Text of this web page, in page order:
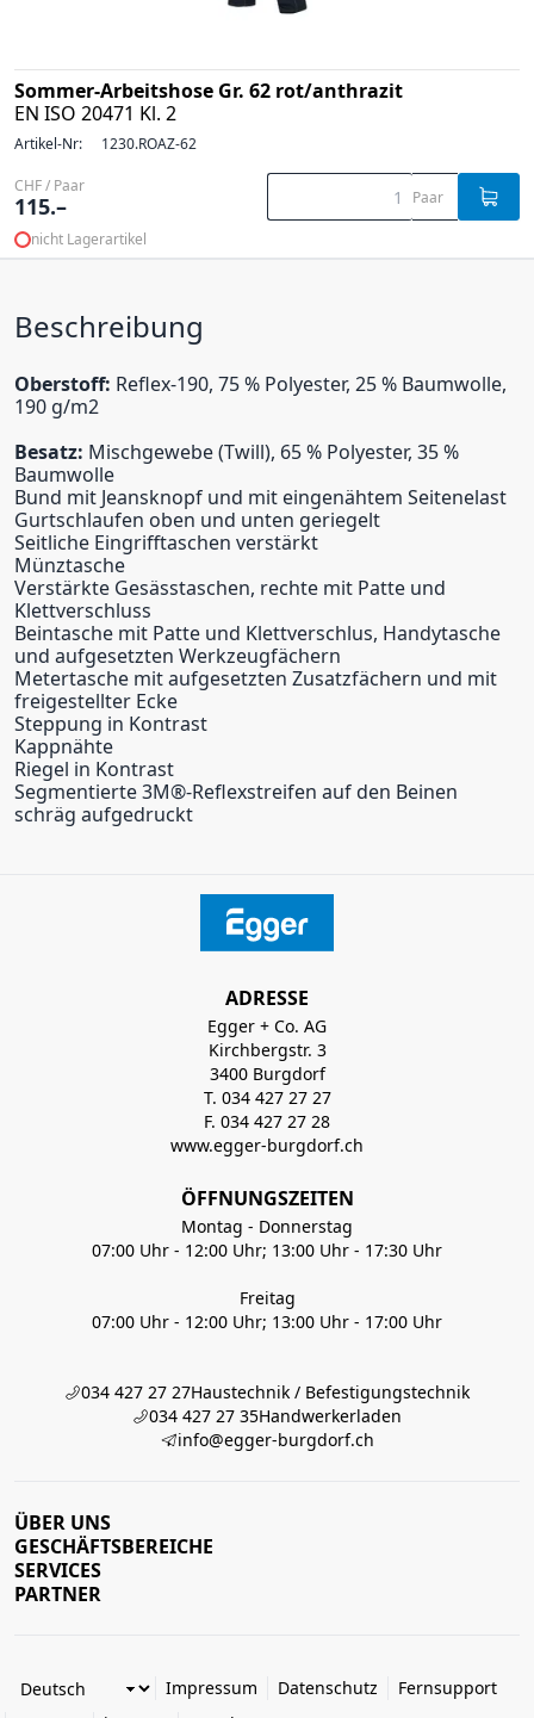
Sommer-Arbeitshose Gr. 62 rot/anthrazit
EN ISO 20471 Kl. 2
Artikel-Nr: 1230.ROAZ-62
CHF / Paar
115.– Paar
nicht Lagerartikel
Beschreibung
Oberstoff: Reflex-190, 75 % Polyester, 25 % Baumwolle,
190 g/m2
Besatz: Mischgewebe (Twill), 65 % Polyester, 35 %
Baumwolle
Bund mit Jeansknopf und mit eingenähtem Seitenelast
Gurtschlaufen oben und unten geriegelt
Seitliche Eingrifftaschen verstärkt
Münztasche
Verstärkte Gesässtaschen, rechte mit Patte und
Klettverschluss
Beintasche mit Patte und Klettverschlus, Handytasche
und aufgesetzten Werkzeugfächern
Metertasche mit aufgesetzten Zusatzfächern und mit
freigestellter Ecke
Steppung in Kontrast
Kappnähte
Riegel in Kontrast
Segmentierte 3M®-Reflexstreifen auf den Beinen
schräg aufgedruckt
ADRESSE
Egger + Co. AG
Kirchbergstr. 3
3400 Burgdorf
T. 034 427 27 27
F. 034 427 27 28
www.egger-burgdorf.ch
ÖFFNUNGSZEITEN
Montag - Donnerstag
07:00 Uhr - 12:00 Uhr; 13:00 Uhr - 17:30 Uhr
Freitag
07:00 Uhr - 12:00 Uhr; 13:00 Uhr - 17:00 Uhr
034 427 27 27Haustechnik / Befestigungstechnik
034 427 27 35Handwerkerladen
info@egger-burgdorf.ch
ÜBER UNS
GESCHÄFTSBEREICHE
SERVICES
PARTNER
Impressum Datenschutz
Fernsupport